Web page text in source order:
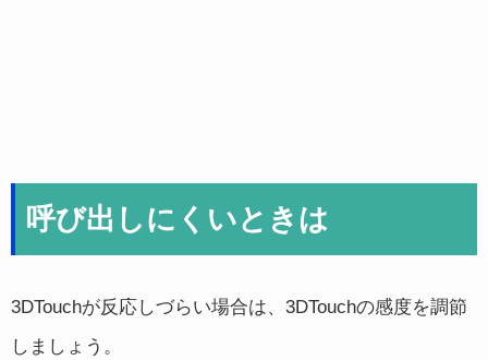
呼び出しにくいときは
3DTouchが反応しづらい場合は、3DTouchの感度を調節
しましょう。